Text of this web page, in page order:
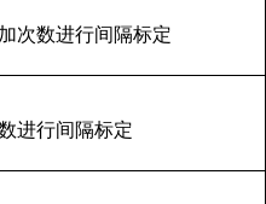
次数进行间隔标定
进行间隔标定